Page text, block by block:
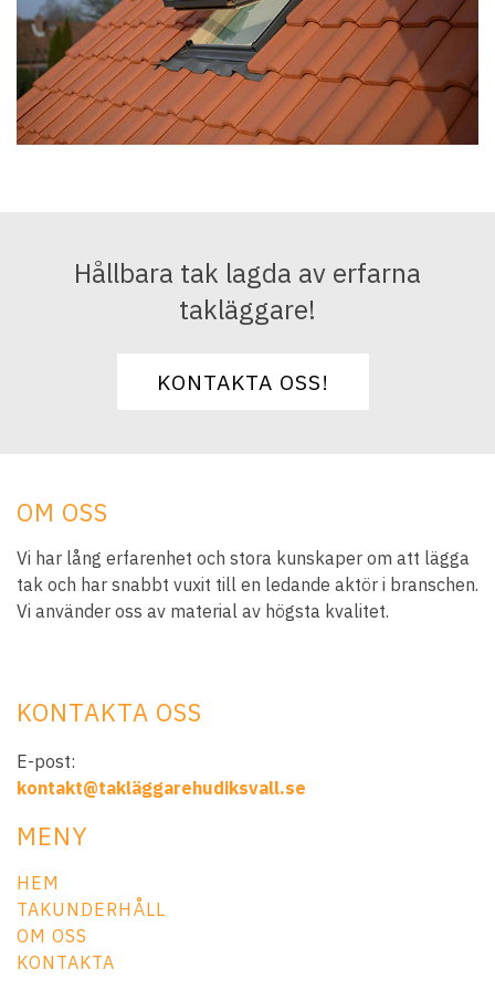
Hållbara tak lagda av erfarna
takläggare!
KONTAKTA OSS!
OM OSS
Vi har lång erfarenhet och stora kunskaper om att lägga
tak och har snabbt vuxit till en ledande aktör i branschen.
Vi använder oss av material av högsta kvalitet.
KONTAKTA OSS
E-post:
kontakt@takläggarehudiksvall.se
MENY
HEM
TAKUNDERHÅLL
OM OSS
KONTAKTA